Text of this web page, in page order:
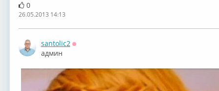
0
26.05.2013 14:13
santolic2
админ